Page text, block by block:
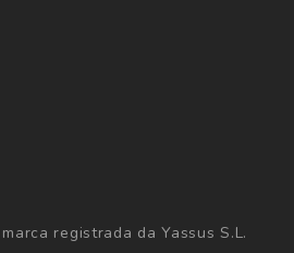
registrada da Yassus S.L.